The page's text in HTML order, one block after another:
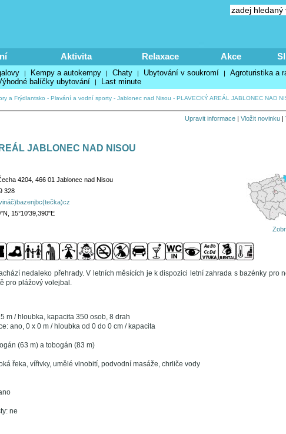
Aktivita Relaxace Akce
| Kempy a autokempy | Chaty | Ubytování v soukromí | Agroturistika a
balíčky ubytování | Last minute
a Frýdlantsko - Plavání a vodní sporty- Jablonec nad Nisou - PLAVECKÝ AREÁL JABLONEC NAD
Upravit informace| Vložit novinku|
JABLONEC NAD NISOU
4204, 466 01 Jablonec nad Nisou
328
15°10'39,390"E
nedaleko přehrady. V letních měsících je k dispozici letní zahrada s bazénky pro
pro plážový volejbal.
m / hloubka, kapacita 350 osob, 8 drah
ano, 0 x 0 m / hloubka od 0 do 0 cm / kapacita
(63 m) a tobogán (83 m)
řeka, vířivky, umělé vlnobití, podvodní masáže, chrliče vody
ne